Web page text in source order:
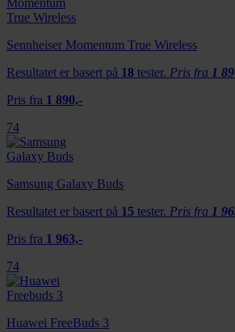
Sennheiser Momentum True Wireless
Resultatet er basert på 18 tester. Pris fra 1
Pris fra 1 890,-
74
Samsung Galaxy Buds
Resultatet er basert på 15 tester. Pris fra 1
Pris fra 1 963,-
74
Huawei FreeBuds 3